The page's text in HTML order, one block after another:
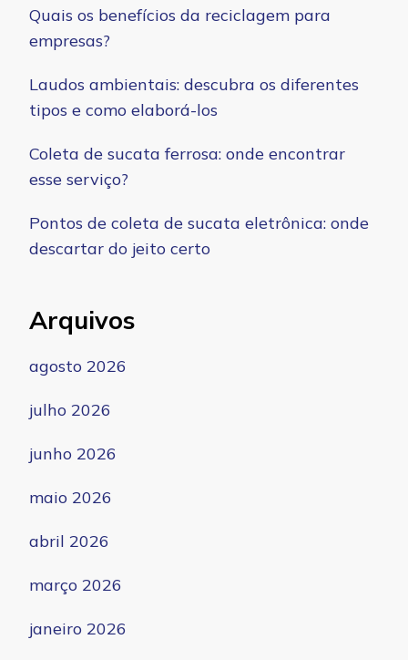
Quais os benefícios da reciclagem para
empresas?
Laudos ambientais: descubra os diferentes
tipos e como elaborá-los
Coleta de sucata ferrosa: onde encontrar
esse serviço?
Pontos de coleta de sucata eletrônica: onde
descartar do jeito certo
Arquivos
agosto 2026
julho 2026
junho 2026
maio 2026
abril 2026
março 2026
janeiro 2026